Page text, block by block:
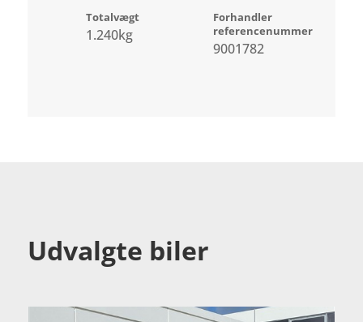
Totalvægt
1.240kg
Forhandler
referencenummer
9001782
Udvalgte biler